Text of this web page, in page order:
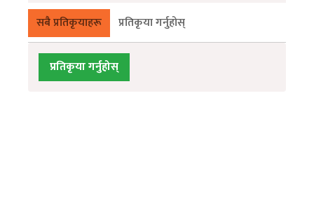
सबै प्रतिकृयाहरू प्रतिकृया गर्नुहोस्
प्रतिकृया गर्नुहोस्